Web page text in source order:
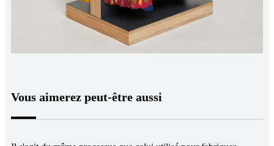
Vous aimerez peut-être aussi